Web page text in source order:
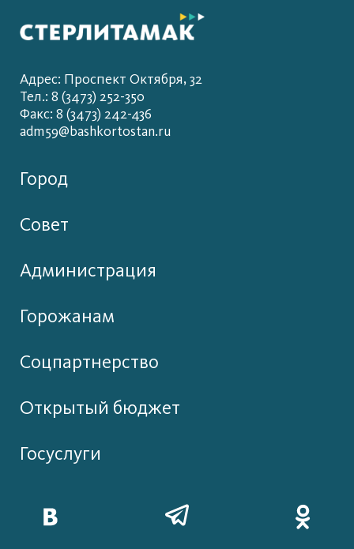
Адрес: Проспект Октября, 32
Тел.: 8 (3473) 252-350
Факс: 8 (3473) 242-436
adm59@bashkortostan.ru
Город
Совет
Администрация
Горожанам
Соцпартнерство
Открытый бюджет
Госуслуги